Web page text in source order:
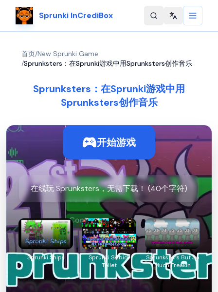
Sprunki InCrediBox Change
首页/New Sprunki Game
/Sprunksters：在Sprunki游戏中用Sprunksters创作音乐
Sprunksters：在Sprunki游戏中用
Sprunksters创作音乐
开始游戏
在线玩 Sprunksters，无需下载！ (40个字符)
Sprunki Ships
Sprunki Skibidi
Toilet
Sprunksters But So
Much Freakin